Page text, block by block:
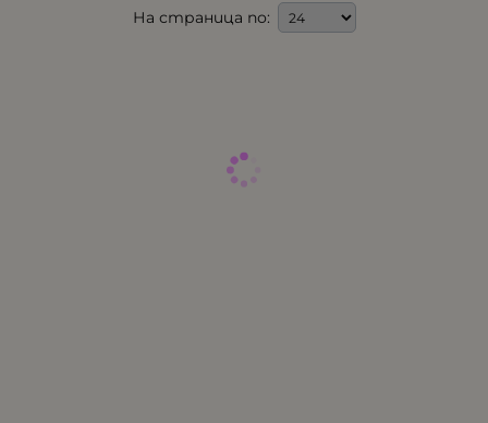
На страница по: